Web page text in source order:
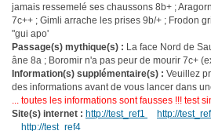
jamais ressemelé ses chaussons 8b+ ;
7c++ ; Gimli arrache les prises 9b/+ ; Frodon
"gui apo'
Passage(s) mythique(s) : La face Nord de
âne 8a ; Boromir n'a pas peur de mourir 7c+
Information(s) supplémentaire(s) : Veuillez
des informations avant de vous lancer dans
... toutes les informations sont fausses !!! test
Site(s) internet : http://test_ref1 http://
http://test_ref4